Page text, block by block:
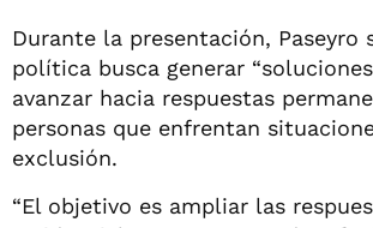
Durante la presentación, Paseyro
política busca generar
avanzar hacia respuestas
personas que enfrentan
exclusión.
“El objetivo es ampliar las